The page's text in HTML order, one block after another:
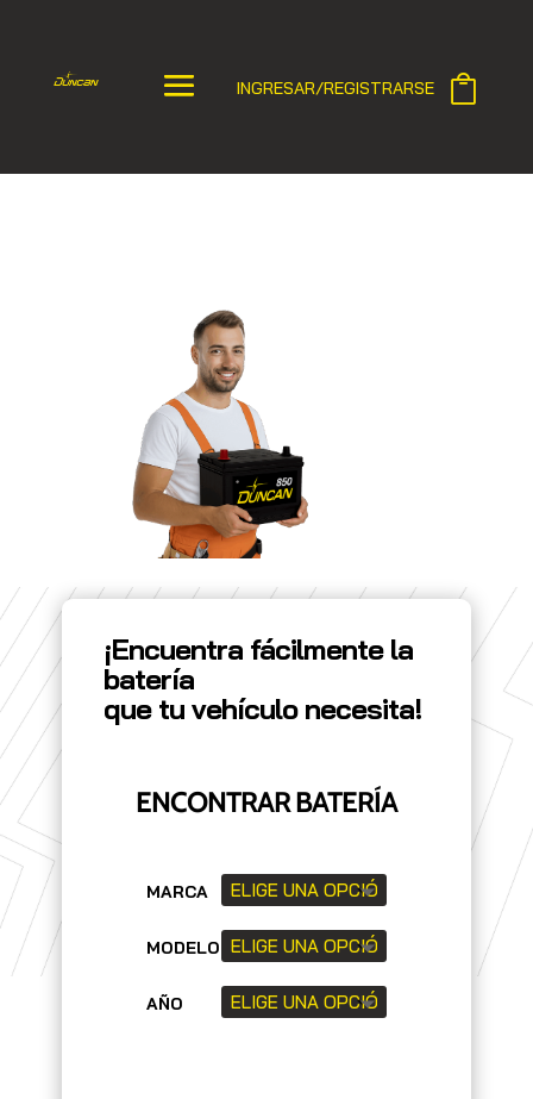
INGRESAR/REGISTRARSE
¡Encuentra fácilmente la
batería
que tu vehículo necesita!
ENCONTRAR BATERÍA
MARCA
MODELO
AÑO